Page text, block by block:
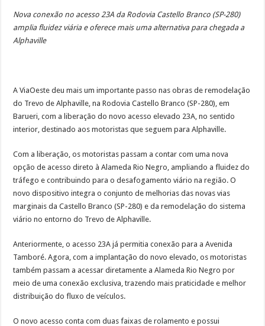
Obras da semana: recuperação de passarelas e reparos em defensas estão entre
Nova conexão no acesso 23A da Rodovia Castello Branco (SP-280)
amplia fluidez viária e oferece mais uma alternativa para chegada a
Alphaville
A ViaOeste deu mais um importante passo nas obras de remodelação
do Trevo de Alphaville, na Rodovia Castello Branco (SP-280), em
Barueri, com a liberação do novo acesso elevado 23A, no sentido
interior, destinado aos motoristas que seguem para Alphaville.
Com a liberação, os motoristas passam a contar com uma nova
opção de acesso direto à Alameda Rio Negro, ampliando a fluidez do
tráfego e contribuindo para o desafogamento viário na região. O
novo dispositivo integra o conjunto de melhorias das novas vias
marginais da Castello Branco (SP-280) e da remodelação do sistema
viário no entorno do Trevo de Alphaville.
Anteriormente, o acesso 23A já permitia conexão para a Avenida
Tamboré. Agora, com a implantação do novo elevado, os motoristas
também passam a acessar diretamente a Alameda Rio Negro por
meio de uma conexão exclusiva, trazendo mais praticidade e melhor
distribuição do fluxo de veículos.
O novo acesso conta com duas faixas de rolamento e possui